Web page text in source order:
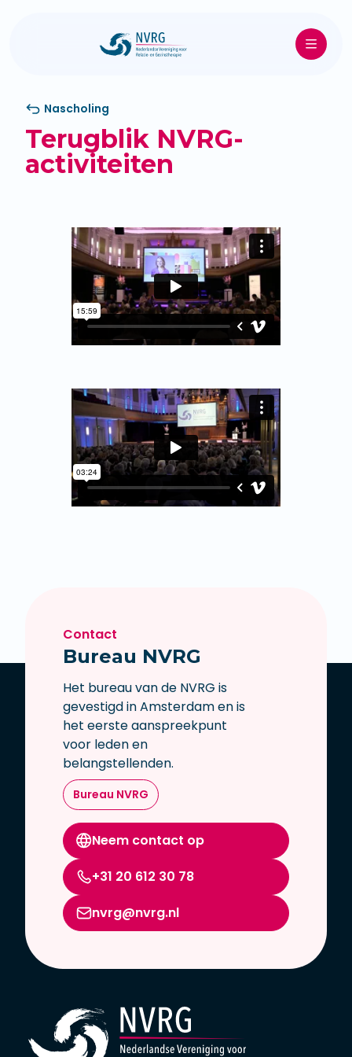
Nascholing
Terugblik NVRG-
activiteiten
Contact
Bureau NVRG
Het bureau van de NVRG is
gevestigd in Amsterdam en is
het eerste aanspreekpunt
voor leden en
belangstellenden.
Bureau NVRG
Neem contact op
+31 20 612 30 78
nvrg@nvrg.nl